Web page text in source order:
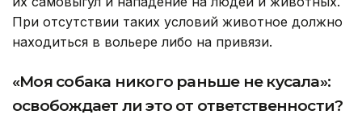
При отсутствии таких условий животное должно
находиться в вольере либо на привязи.
«Моя собака никого раньше не кусала»:
освобождает ли это от ответственности?